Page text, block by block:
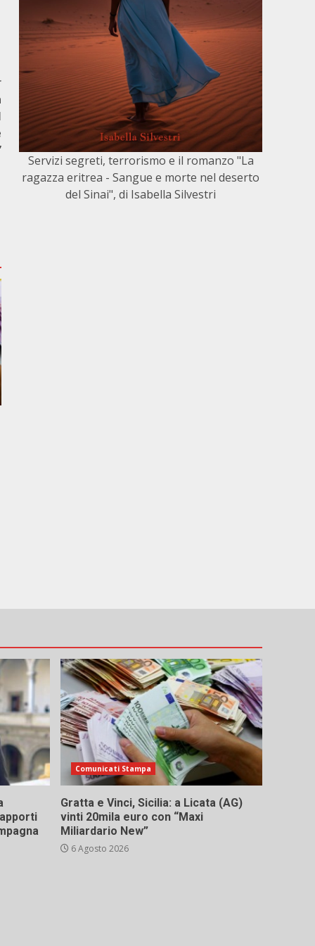
Servizi segreti, terrorismo e il romanzo "La
ragazza eritrea - Sangue e morte nel deserto
del Sinai", di Isabella Silvestri
Comunicati Stampa
Gratta e Vinci, Sicilia: a Licata (AG)
vinti 20mila euro con “Maxi
Miliardario New”
6 Agosto 2026